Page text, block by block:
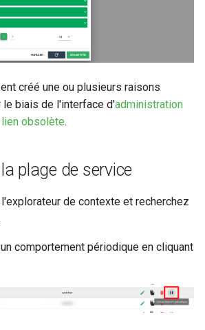
créé une ou plusieurs raisons
biais de l'interface d'administration
obsolète.
plage de service
de contexte et recherchez
comportement périodique en cliquant